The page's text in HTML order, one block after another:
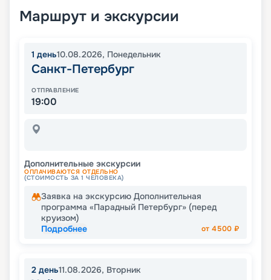
Маршрут и экскурсии
1 день10.08.2026, Понедельник
Санкт-Петербург
ОТПРАВЛЕНИЕ
19:00
Дополнительные экскурсии
ОПЛАЧИВАЮТСЯ ОТДЕЛЬНО
(СТОИМОСТЬ ЗА 1 ЧЕЛОВЕКА)
Заявка на экскурсию Дополнительная
программа «Парадный Петербург» (перед
круизом)
Подробнее
от4500 ₽
2 день11.08.2026, Вторник